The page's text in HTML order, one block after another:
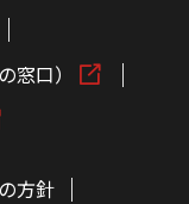
口）
方針